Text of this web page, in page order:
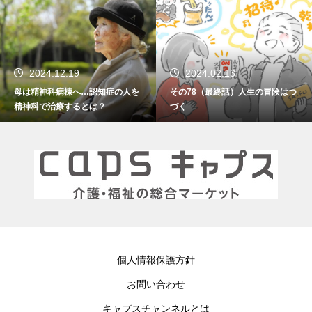
2024.12.19
母は精神科病棟へ…認知症の人を
精神科で治療するとは？
2024.02.13
その78（最終話）人生の冒険はつ
づく
個人情報保護方針
お問い合わせ
キャプスチャンネルとは